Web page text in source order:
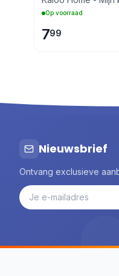
Op voorraad
799
Nieuwsbrief
Ontvang exclusieve